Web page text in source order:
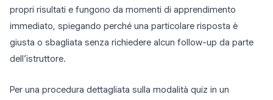
propri risultati e fungono da momenti di apprendimento
immediato, spiegando perché una particolare risposta è
giusta o sbagliata senza richiedere alcun follow-up da parte
dell’istruttore.
Per una procedura dettagliata sulla modalità quiz in un